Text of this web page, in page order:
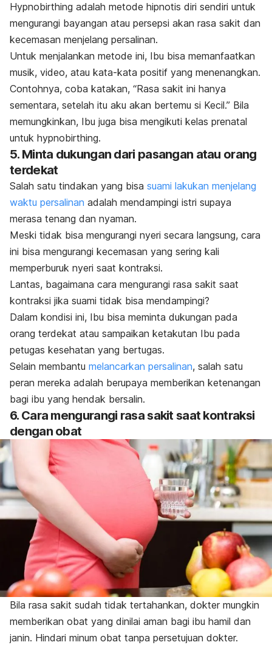
Hypnobirthing adalah metode hipnotis diri sendiri untuk
mengurangi bayangan atau persepsi akan rasa sakit dan
kecemasan menjelang persalinan.
Untuk menjalankan metode ini, Ibu bisa memanfaatkan
musik, video, atau kata-kata positif yang menenangkan.
Contohnya, coba katakan, “Rasa sakit ini hanya
sementara, setelah itu aku akan bertemu si Kecil.” Bila
memungkinkan, Ibu juga bisa mengikuti kelas prenatal
untuk hypnobirthing.
5. Minta dukungan dari pasangan atau orang
terdekat
Salah satu tindakan yang bisa suami lakukan menjelang
waktu persalinan adalah mendampingi istri supaya
merasa tenang dan nyaman.
Meski tidak bisa mengurangi nyeri secara langsung, cara
ini bisa mengurangi kecemasan yang sering kali
memperburuk nyeri saat kontraksi.
Lantas, bagaimana cara mengurangi rasa sakit saat
kontraksi jika suami tidak bisa mendampingi?
Dalam kondisi ini, Ibu bisa meminta dukungan pada
orang terdekat atau sampaikan ketakutan Ibu pada
petugas kesehatan yang bertugas.
Selain membantu melancarkan persalinan, salah satu
peran mereka adalah berupaya memberikan ketenangan
bagi ibu yang hendak bersalin.
6. Cara mengurangi rasa sakit saat kontraksi
dengan obat
Bila rasa sakit sudah tidak tertahankan, dokter mungkin
memberikan obat yang dinilai aman bagi ibu hamil dan
janin. Hindari minum obat tanpa persetujuan dokter.